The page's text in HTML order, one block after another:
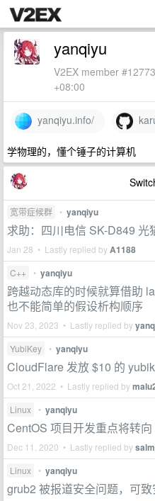
yanqiyu
V2EX member
+08:00
yanqiyu.info/
学物理的，懂个锤子的计算机
宽带症候群 • yanqiyu
求助：四川电信 SK-D849 光
Jan 28 • Lastly replied byA1188
C++ • yanqiyu
跨越动态库的时候就算借助
也不能简单的假设析构顺序
Nov 23, 2023 • Lastly replied by
YubiKey • yanqiyu
CloudFlare 发放 $10 的
Oct 21, 2022 • Lastly replied by
Linux • yanqiyu
CentOS 项目开发重点将转
Dec 11, 2020 • Lastly replied by
Linux • yanqiyu
grub2 被报道安全问题，可